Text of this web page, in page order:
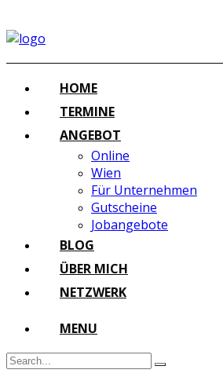
HOME
TERMINE
ANGEBOT
Online
Wien
Für Unternehmen
Gutscheine
Jobangebote
BLOG
ÜBER MICH
NETZWERK
MENU